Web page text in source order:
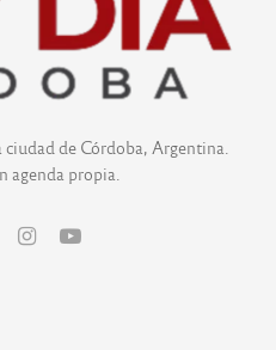
de Córdoba, Argentina.
agenda propia.